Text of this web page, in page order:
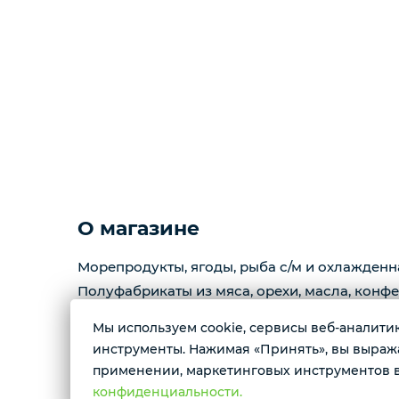
О магазине
Морепродукты, ягоды, рыба с/м и
Полуфабрикаты из мяса, орехи, масла,
Контактные номера тел.:
+79088676676 Мария
Мы используем cookie, сервисы веб-
инструменты. Нажимая «Принять», вы
применении, маркетинговых инструментов
конфиденциальности.